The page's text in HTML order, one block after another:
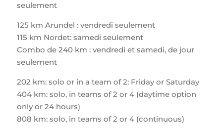
seulement
125 km Arundel : vendredi seulement
115 km Nordet: samedi seulement
Combo de 240 km : vendredi et samedi, de jour
seulement
202 km: solo or in a team of 2: Friday or Saturday
404 km: solo, in teams of 2 or 4 (daytime option
only or 24 hours)
808 km: solo, in teams of 2 or 4 (continuous)